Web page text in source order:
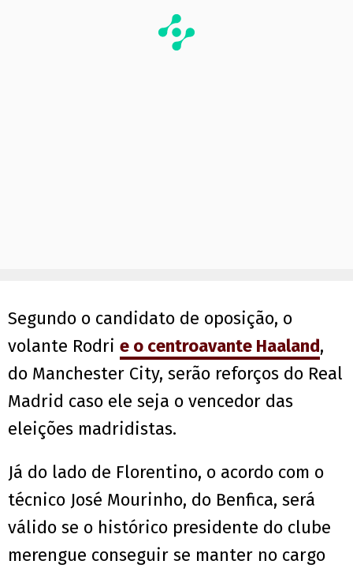
Segundo o candidato de oposição, o
volante Rodri e o centroavante Haaland,
do Manchester City, serão reforços do Real
Madrid caso ele seja o vencedor das
eleições madridistas.
Já do lado de Florentino, o acordo com o
técnico José Mourinho, do Benfica, será
válido se o histórico presidente do clube
merengue conseguir se manter no cargo